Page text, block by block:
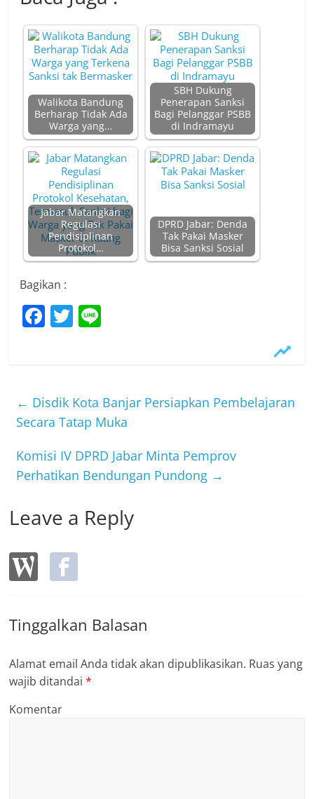
Walikota Bandung
Berharap Tidak Ada
Warga yang…
SBH Dukung
Penerapan Sanksi
Bagi Pelanggar PSBB
di Indramayu
Jabar Matangkan
Regulasi
Pendisiplinan
Protokol…
DPRD Jabar: Denda
Tak Pakai Masker
Bisa Sanksi Sosial
Bagikan :
F
b
o
o
k
T
← Disdik Kota Banjar Persiapkan Pembelajaran
Secara Tatap Muka
Komisi IV DPRD Jabar Minta Pemprov
Perhatikan Bendungan Pundong →
Leave a Reply
Tinggalkan Balasan
Alamat email Anda tidak akan dipublikasikan. Ruas yang
wajib ditandai*
Komentar